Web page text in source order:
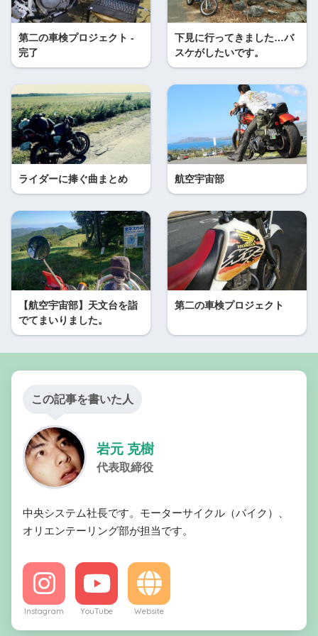
第二の車検プロジェクト -
完了
下見に行ってきました…バ
スケがしたいです。
ライダーに捧ぐ曲まとめ 航空宇宙部
【航空宇宙部】天文台を詣
でてまいりました。
第二の車検プロジェクト
この記事を書いた人
岩元 克樹
代表取締役
中央システム社長です。モーターサイクル（バイク）、
オリエンテーリング部が担当です。
Instagram YouTube Website